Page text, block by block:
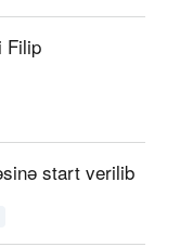
Filip
start verilib